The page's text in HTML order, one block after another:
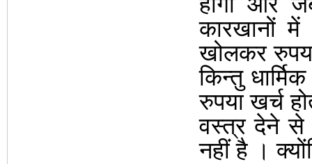
कारखानों
खोलकर
किन्तु
रुपया खर्च
वस्त्र देने से
नहीं है ।